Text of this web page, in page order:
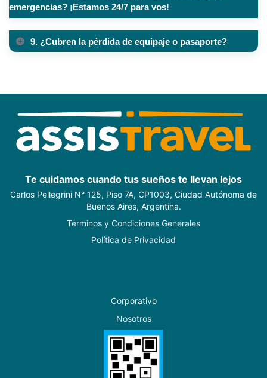
emergencias? ¡Estamos 24/7 para vos!
9. ¿Cubren la pérdida de equipaje o pasaporte?
Te cuidamos cuando tus sueños te llevan lejos
Carlos Pellegrini N° 125, Piso 7A, CP1003, Ciudad Autónoma de
Buenos Aires, Argentina.
Términos y Condiciones Generales
Política de Privacidad
Corporativo
Nosotros